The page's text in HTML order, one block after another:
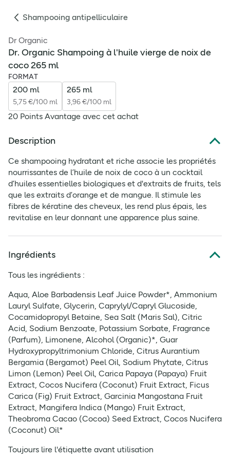
Shampooing antipelliculaire
Dr Organic
Dr. Organic Shampoing à l'huile vierge de noix de
coco 265 ml
FORMAT
200 ml
5,75 €/100 ml
265 ml
3,96 €/100 ml
20 Points Avantage avec cet achat
Description
Ce shampooing hydratant et riche associe les propriétés
nourrissantes de l’huile de noix de coco à un cocktail
d’huiles essentielles biologiques et d'extraits de fruits, tels
que les extraits d’orange et de mangue. Il stimule les
fibres de kératine des cheveux, les rend plus épais, les
revitalise en leur donnant une apparence plus saine.
Ingrédients
Tous les ingrédients :
Aqua, Aloe Barbadensis Leaf Juice Powder*, Ammonium
Lauryl Sulfate, Glycerin, Caprylyl/Capryl Glucoside,
Cocamidopropyl Betaine, Sea Salt (Maris Sal), Citric
Acid, Sodium Benzoate, Potassium Sorbate, Fragrance
(Parfum), Limonene, Alcohol (Organic)*, Guar
Hydroxypropyltrimonium Chloride, Citrus Aurantium
Bergamia (Bergamot) Peel Oil, Sodium Phytate, Citrus
Limon (Lemon) Peel Oil, Carica Papaya (Papaya) Fruit
Extract, Cocos Nucifera (Coconut) Fruit Extract, Ficus
Carica (Fig) Fruit Extract, Garcinia Mangostana Fruit
Extract, Mangifera Indica (Mango) Fruit Extract,
Theobroma Cacao (Cocoa) Seed Extract, Cocos Nucifera
(Coconut) Oil*
Toujours lire l'étiquette avant utilisation